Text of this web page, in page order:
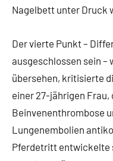
Nagelbett unter Druck
Der vierte Punkt –
ausgeschlossen sein –
übersehen, kritisierte
einer 27-jährigen
Beinvenenthrombose
Lungenembolien
Pferdetritt entwickelte